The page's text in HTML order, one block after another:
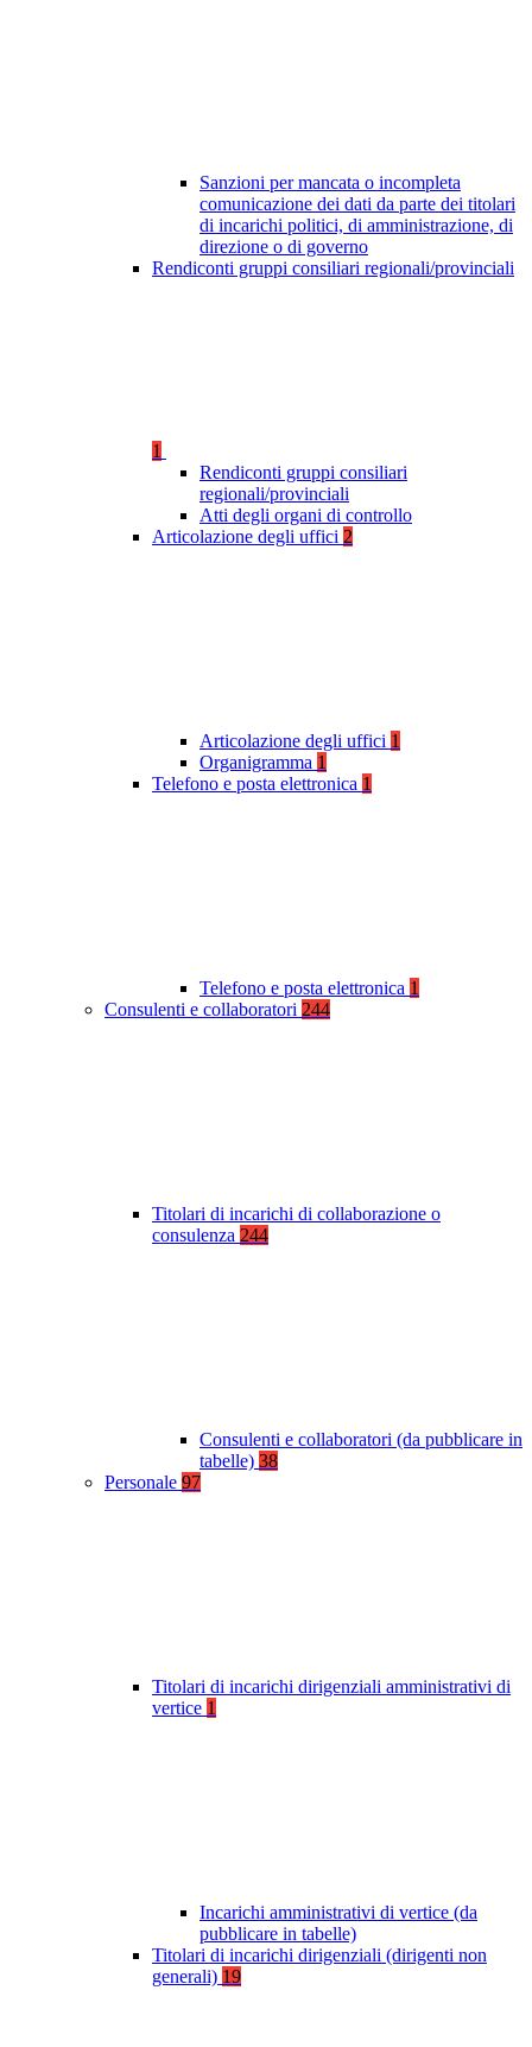
Sanzioni per mancata o incompleta
comunicazione dei dati da parte dei titolari
di incarichi politici, di amministrazione, di
direzione o di governo
Rendiconti gruppi consiliari regionali/provinciali
1
Rendiconti gruppi consiliari
regionali/provinciali
Atti degli organi di controllo
Articolazione degli uffici 2
Articolazione degli uffici 1
Organigramma 1
Telefono e posta elettronica 1
Telefono e posta elettronica 1
Consulenti e collaboratori 244
Titolari di incarichi di collaborazione o
consulenza 244
Consulenti e collaboratori (da pubblicare in
tabelle) 38
Personale 97
Titolari di incarichi dirigenziali amministrativi di
vertice 1
Incarichi amministrativi di vertice (da
pubblicare in tabelle)
Titolari di incarichi dirigenziali (dirigenti non
generali) 19